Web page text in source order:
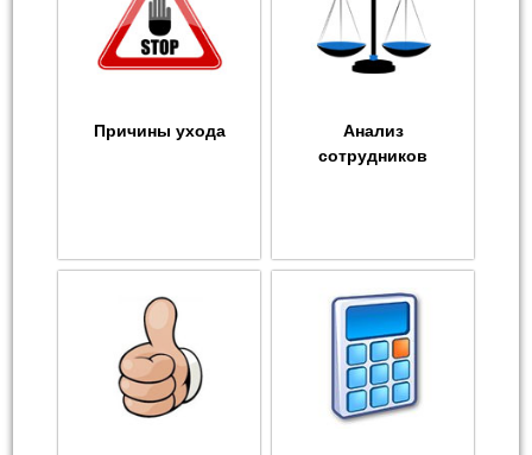
Причины ухода
Анализ
сотрудников